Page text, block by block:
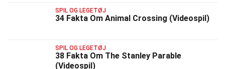
SPIL OG LEGETØJ
34 Fakta Om Animal Crossing (Videospil)
SPIL OG LEGETØJ
38 Fakta Om The Stanley Parable
(Videospil)